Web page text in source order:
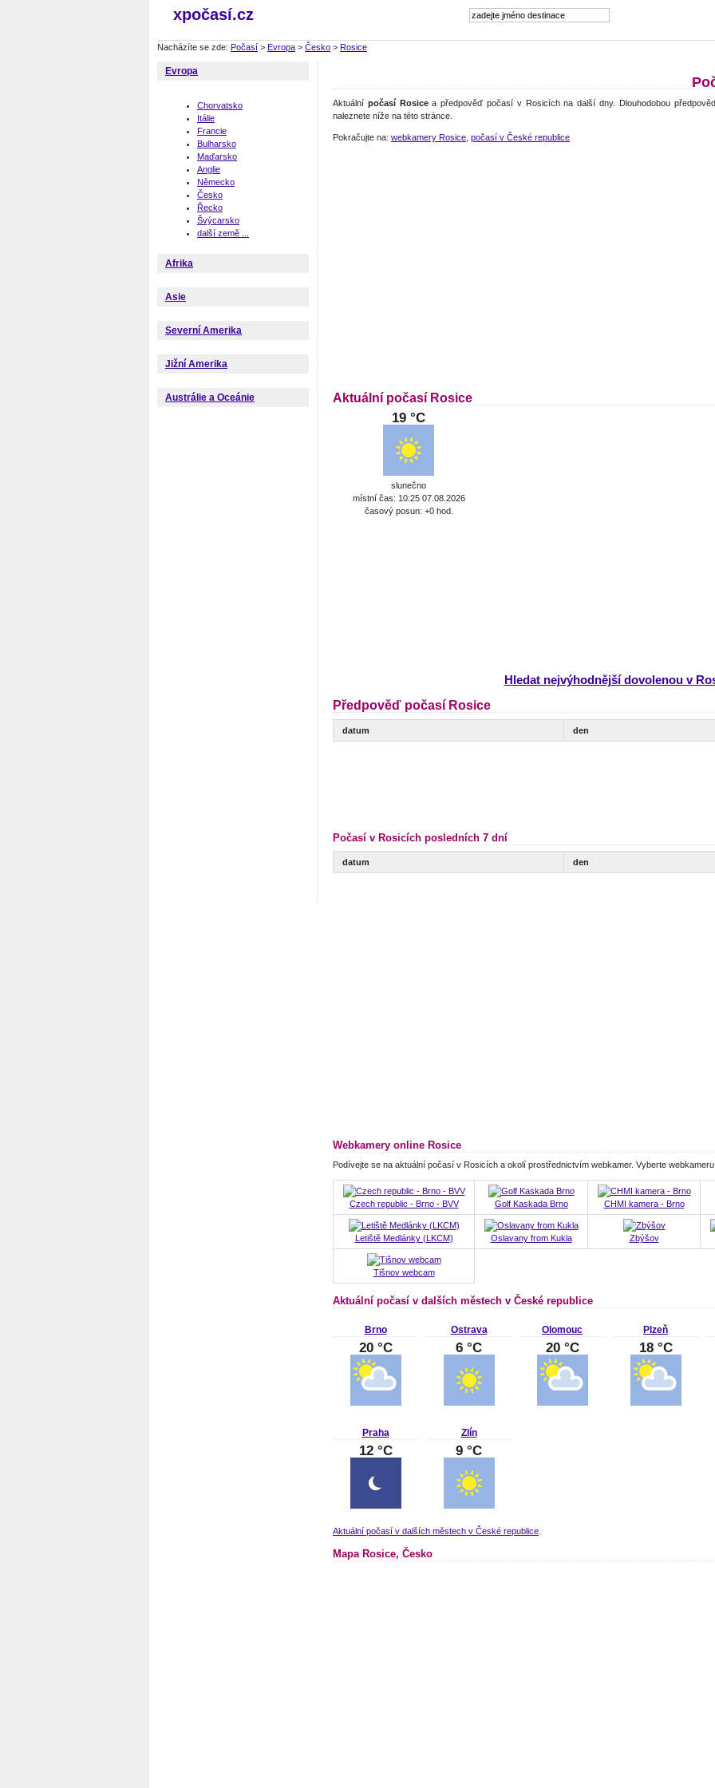
xpočasí.cz
Nacházíte se zde: Počasí > Evropa > Česko > Rosice
Evropa
Chorvatsko
Itálie
Francie
Bulharsko
Maďarsko
Anglie
Německo
Česko
Řecko
Švýcarsko
další země ...
Afrika
Asie
Severní Amerika
Jižní Amerika
Austrálie a Oceánie
Aktuální počasí Rosicea předpověď počasí v Rosicích na další dny. Dlouhodobou
naleznete níže na této stránce.
Pokračujte na: webkamery Rosice počasí v České republice
Aktuální počasí Rosice
19 °C
slunečno
místní čas: 10:25 07.08.2026
časový posun: +0 hod.
Hledat nejvýhodnější dovolenou v
Předpověď počasí Rosice
datum den
Počasí v Rosicích posledních 7 dní
datum den
Webkamery online Rosice
Podívejte se na aktuální počasí v Rosicích a okolí prostřednictvím webkamer. Vyberte webkameru.
Czech republic - Brno - BVV Golf Kaskada Brno CHMI kamera - Brno
Letiště Medlánky (LKCM) Oslavany from Kukla Zbýšov
Tišnov webcam
Aktuální počasí v dalších městech v České republice
Brno
20 °C
Ostrava
6 °C
Olomouc
20 °C
Plzeň
18 °C
Praha
12 °C
Zlín
9 °C
Aktuální počasí v dalších městech v České republice
Mapa Rosice, Česko